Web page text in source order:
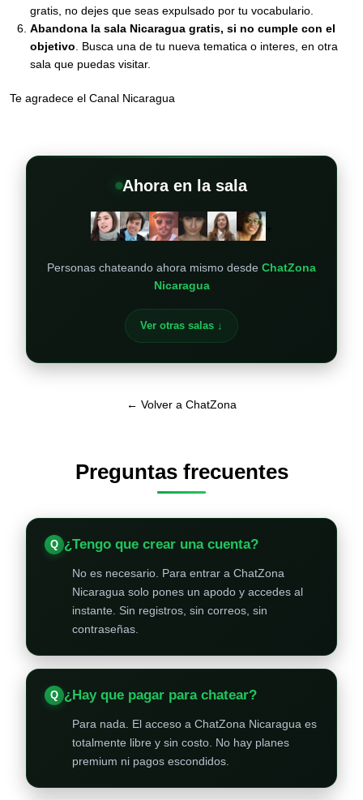
gratis, no dejes que seas expulsado por tu vocabulario.
Abandona la sala Nicaragua gratis, si no cumple con el
objetivo . Busca una de tu nueva tematica o interes, en otra
sala que puedas visitar.
Te agradece el Canal Nicaragua
Ahora en la sala
Personas chateando ahora mismo desde ChatZona
Nicaragua
Ver otras salas ↓
← Volver a ChatZona
Preguntas frecuentes
¿Tengo que crear una cuenta?
No es necesario. Para entrar a ChatZona
Nicaragua solo pones un apodo y accedes al
instante. Sin registros, sin correos, sin
contraseñas.
¿Hay que pagar para chatear?
Para nada. El acceso a ChatZona Nicaragua es
totalmente libre y sin costo. No hay planes
premium ni pagos escondidos.